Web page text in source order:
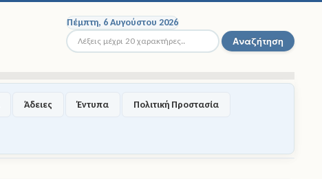
Πέμπτη, 6 Αυγούστου 2026
Αναζήτηση... Αναζήτηση
Άδειες Έντυπα Πολιτική Προστασία